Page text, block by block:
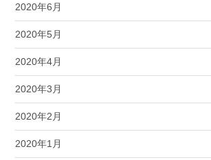
2020年6月
2020年5月
2020年4月
2020年3月
2020年2月
2020年1月